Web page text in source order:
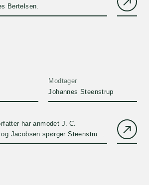
Bertelsen.
Modtager
Johannes Steenstrup
har anmodet J. C.
Jacobsen spørger Steenstrup